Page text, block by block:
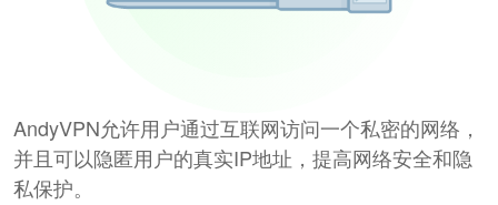
AndyVPN允许用户通过互联网访问一个私密的网络，
并且可以隐匿用户的真实IP地址，提高网络安全和隐
私保护。